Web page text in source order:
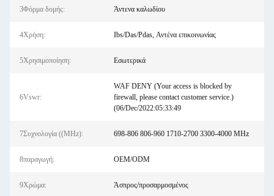
3Φόρμα δομής: Άντενα καλωδίου
4Χρήση: Ibs/Das/Pdas, Αντένα επικοινωνίας
5Χρησιμοποίηση: Εσωτερικά
6Vswr:
WAF DENY (Your access is blocked by
firewall, please contact customer service.)
(06/Dec/2022:05:33:49
7Συχνολογία ((MHz): 698-806 806-960 1710-2700 3300-4000 MHz
8παραγωγή: OEM/ODM
9Χρώμα: Άσπρος/προσαρμοσμένος